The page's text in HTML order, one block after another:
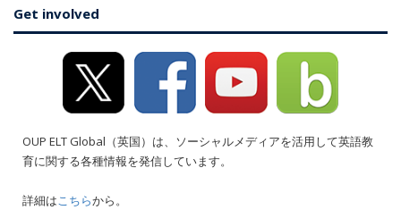
Get involved
OUP ELT Global（英国）は、ソーシャルメディアを活用して英語教
育に関する各種情報を発信しています。
詳細はこちらから。